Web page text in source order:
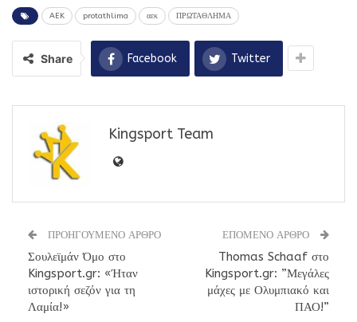
AEK protathlima αεκ ΠΡΩΤΑΘΛΗΜΑ
Share Facebook Twitter
Kingsport Team
ΠΡΟΗΓΟΥΜΕΝΟ ΑΡΘΡΟ
Σουλεϊμάν Όμο στο
Kingsport.gr: «Ήταν
ιστορική σεζόν για τη
Λαμία!»
ΕΠΟΜΕΝΟ ΑΡΘΡΟ
Thomas Schaaf στο
Kingsport.gr: ”Μεγάλες
μάχες με Ολυμπιακό και
ΠΑΟ!”